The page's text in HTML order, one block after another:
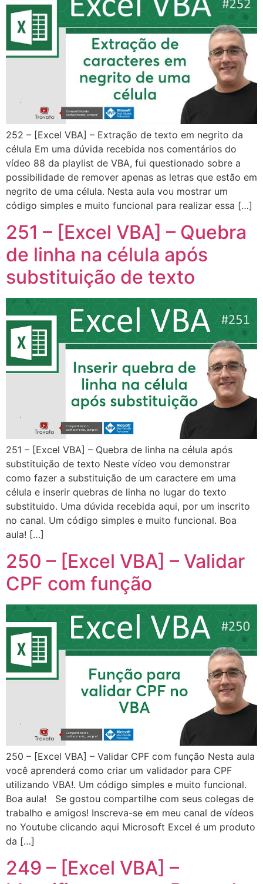
252 – [Excel VBA] – Extração de texto em negrito da
célula Em uma dúvida recebida nos comentários do
vídeo 88 da playlist de VBA, fui questionado sobre a
possibilidade de remover apenas as letras que estão em
negrito de uma célula. Nesta aula vou mostrar um
código simples e muito funcional para realizar essa […]
251 – [Excel VBA] – Quebra
de linha na célula após
substituição de texto
251 – [Excel VBA] – Quebra de linha na célula após
substituição de texto Neste vídeo vou demonstrar
como fazer a substituição de um caractere em uma
célula e inserir quebras de linha no lugar do texto
substituido. Uma dúvida recebida aqui, por um inscrito
no canal. Um código simples e muito funcional. Boa
aula! […]
250 – [Excel VBA] – Validar
CPF com função
250 – [Excel VBA] – Validar CPF com função Nesta aula
você aprenderá como criar um validador para CPF
utilizando VBA!. Um código simples e muito funcional.
Boa aula! Se gostou compartilhe com seus colegas de
trabalho e amigos! Inscreva-se em meu canal de vídeos
no Youtube clicando aqui Microsoft Excel é um produto
da […]
249 – [Excel VBA] –